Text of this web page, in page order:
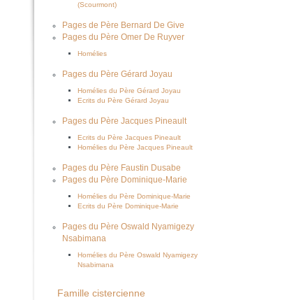
(Scourmont)
Pages de Père Bernard De Give
Pages du Père Omer De Ruyver
Homélies
Pages du Père Gérard Joyau
Homélies du Père Gérard Joyau
Ecrits du Père Gérard Joyau
Pages du Père Jacques Pineault
Ecrits du Père Jacques Pineault
Homélies du Père Jacques Pineault
Pages du Père Faustin Dusabe
Pages du Père Dominique-Marie
Homélies du Père Dominique-Marie
Ecrits du Père Dominique-Marie
Pages du Père Oswald Nyamigezy
Nsabimana
Homélies du Père Oswald Nyamigezy
Nsabimana
Famille cistercienne